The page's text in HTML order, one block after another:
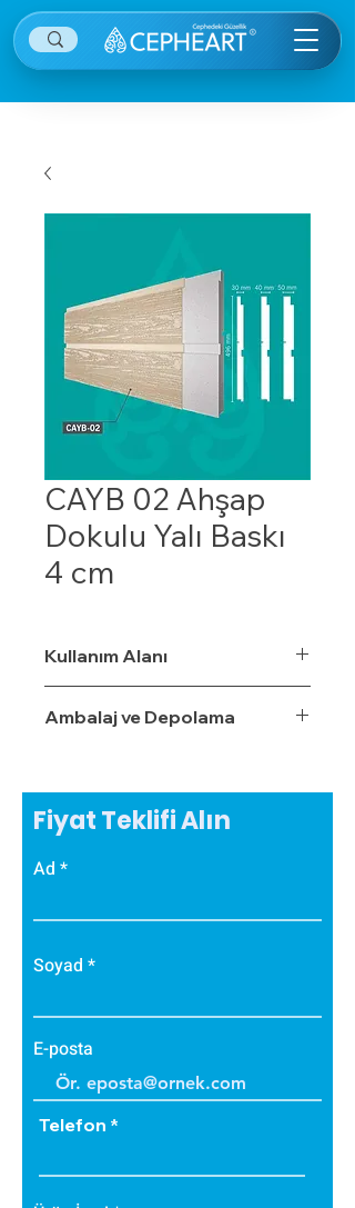
CAYB 02 Ahşap
Dokulu Yalı Baskı
4 cm
Kullanım Alanı
Ambalaj ve Depolama
Fiyat Teklifi Alın
Ad
Soyad
E-posta
Telefon